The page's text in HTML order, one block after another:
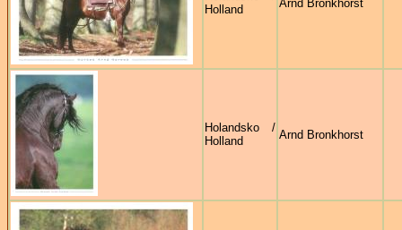
Holland
Arnd Bronkhorst
Holandsko /
Holland
Arnd Bronkhorst